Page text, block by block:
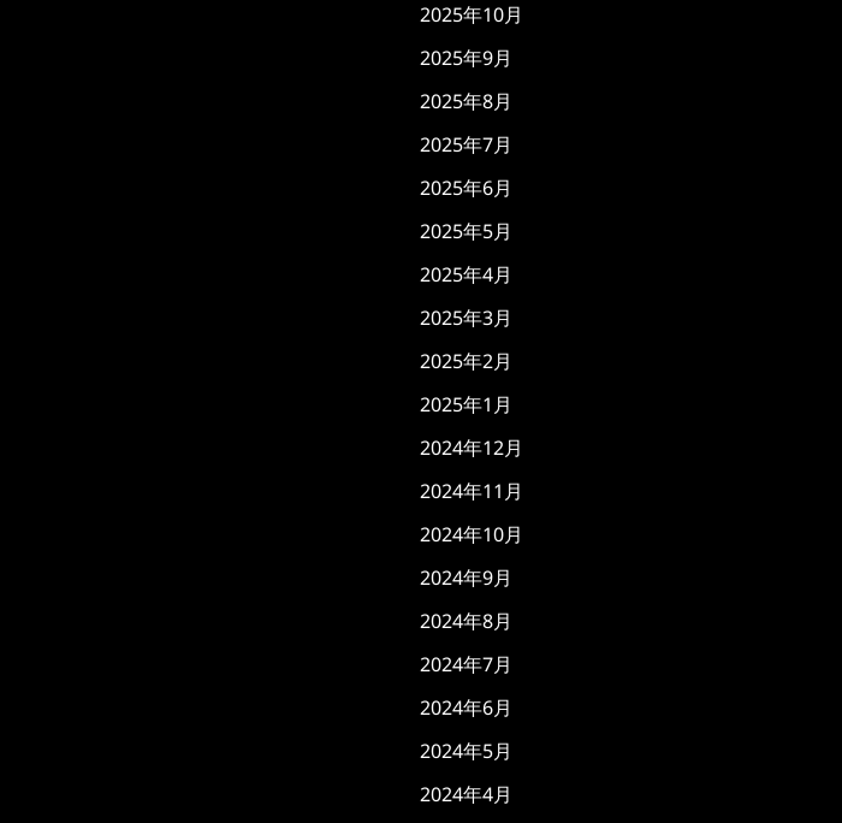
2025年10月
2025年9月
2025年8月
2025年7月
2025年6月
2025年5月
2025年4月
2025年3月
2025年2月
2025年1月
2024年12月
2024年11月
2024年10月
2024年9月
2024年8月
2024年7月
2024年6月
2024年5月
2024年4月